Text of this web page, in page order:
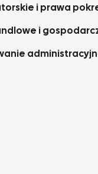
i prawa
i